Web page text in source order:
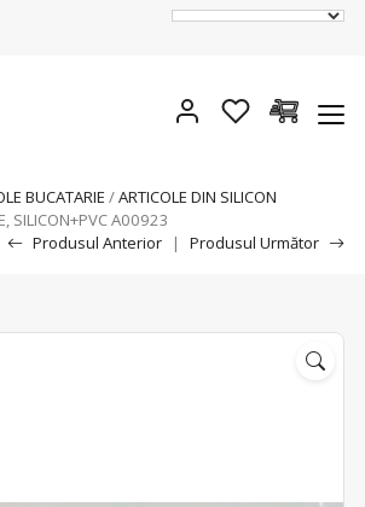
BUCATARIE /ARTICOLE DIN SILICON
SILICON+PVC A00923
Produsul Anterior
| Produsul Următor